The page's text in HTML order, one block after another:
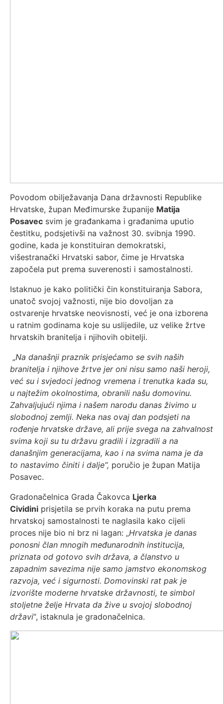
Povodom obilježavanja Dana državnosti Republike
Hrvatske, župan Međimurske županije Matija
Posavec svim je građankama i građanima uputio
čestitku, podsjetivši na važnost 30. svibnja 1990.
godine, kada je konstituiran demokratski,
višestranački Hrvatski sabor, čime je Hrvatska
započela put prema suverenosti i samostalnosti.
Istaknuo je kako politički čin konstituiranja Sabora,
unatoč svojoj važnosti, nije bio dovoljan za
ostvarenje hrvatske neovisnosti, već je ona izborena
u ratnim godinama koje su uslijedile, uz velike žrtve
hrvatskih branitelja i njihovih obitelji.
„Na današnji praznik prisjećamo se svih naših
branitelja i njihove žrtve jer oni nisu samo naši heroji,
već su i svjedoci jednog vremena i trenutka kada su,
u najtežim okolnostima, obranili našu domovinu.
Zahvaljujući njima i našem narodu danas živimo u
slobodnoj zemlji. Neka nas ovaj dan podsjeti na
rođenje hrvatske države, ali prije svega na zahvalnost
svima koji su tu državu gradili i izgradili a na
današnjim generacijama, kao i na svima nama je da
to nastavimo činiti i dalje“, poručio je župan Matija
Posavec.
Gradonačelnica Grada Čakovca Ljerka
Cividini prisjetila se prvih koraka na putu prema
hrvatskoj samostalnosti te naglasila kako cijeli
proces nije bio ni brz ni lagan: „Hrvatska je danas
ponosni član mnogih međunarodnih institucija,
priznata od gotovo svih država, a članstvo u
zapadnim savezima nije samo jamstvo ekonomskog
razvoja, već i sigurnosti. Domovinski rat pak je
izvorište moderne hrvatske državnosti, te simbol
stoljetne želje Hrvata da žive u svojoj slobodnoj
državi“, istaknula je gradonačelnica.